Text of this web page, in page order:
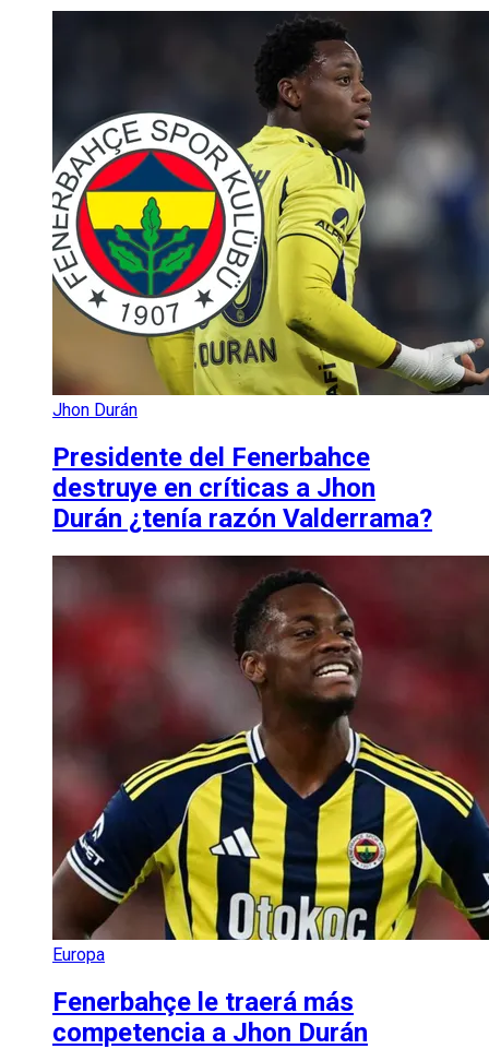
Jhon Durán
Presidente del Fenerbahce
destruye en críticas a Jhon
Durán ¿tenía razón Valderrama?
Europa
Fenerbahçe le traerá más
competencia a Jhon Durán